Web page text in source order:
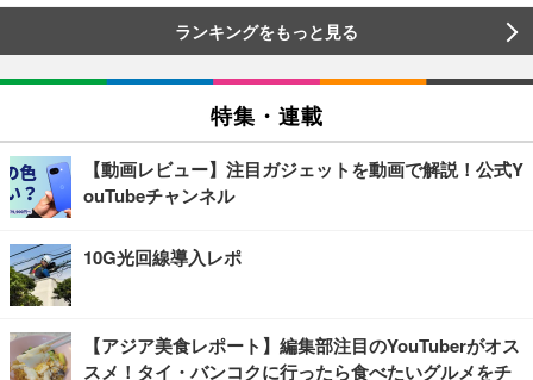
ランキングをもっと見る
特集・連載
【動画レビュー】注目ガジェットを動画で解説！公式Y
ouTubeチャンネル
10G光回線導入レポ
【アジア美食レポート】編集部注目のYouTuberがオス
スメ！タイ・バンコクに行ったら食べたいグルメをチ